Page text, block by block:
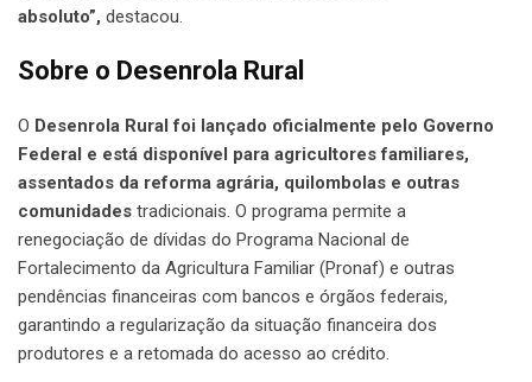
absoluto”, destacou.
Sobre o Desenrola Rural
O Desenrola Rural foi lançado oficialmente pelo Governo
Federal e está disponível para agricultores familiares,
assentados da reforma agrária, quilombolas e outras
comunidades tradicionais. O programa permite a
renegociação de dívidas do Programa Nacional de
Fortalecimento da Agricultura Familiar (Pronaf) e outras
pendências financeiras com bancos e órgãos federais,
garantindo a regularização da situação financeira dos
produtores e a retomada do acesso ao crédito.